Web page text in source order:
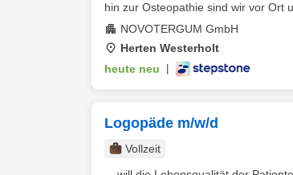
hin zur Osteopathie sind wir vor Ort
NOVOTERGUM GmbH
Herten Westerholt
heute neu
Logopäde m/w/d
Vollzeit